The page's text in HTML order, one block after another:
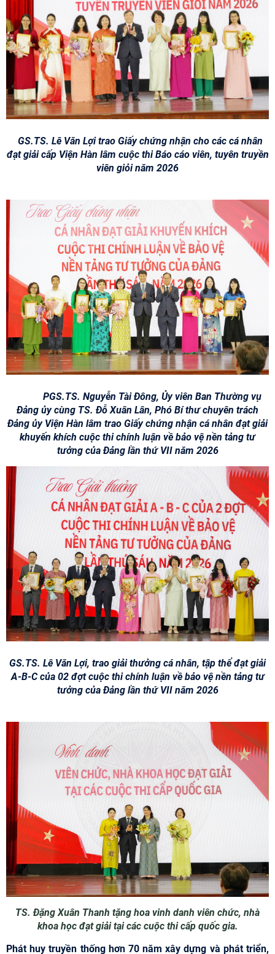
GS.TS. Lê Văn Lợi trao Giấy chứng nhận cho các cá nhân
đạt giải cấp Viện Hàn lâm cuộc thi Báo cáo viên, tuyên truyền
viên giỏi năm 2026
PGS.TS. Nguyễn Tài Đông, Ủy viên Ban Thường vụ
Đảng ủy cùng TS. Đỗ Xuân Lân, Phó Bí thư chuyên trách
Đảng ủy Viện Hàn lâm trao Giấy chứng nhận cá nhân đạt giải
khuyến khích cuộc thi chính luận về bảo vệ nền tảng tư
tưởng của Đảng lần thứ VII năm 2026
GS.TS. Lê Văn Lợi, trao giải thưởng cá nhân, tập thể đạt giải
A-B-C của 02 đợt cuộc thi chính luận về bảo vệ nền tảng tư
tưởng của Đảng lần thứ VII năm 2026
TS. Đặng Xuân Thanh tặng hoa vinh danh viên chức, nhà
khoa học đạt giải tại các cuộc thi cấp quốc gia.
Phát huy truyền thống hơn 70 năm xây dựng và phát triển,